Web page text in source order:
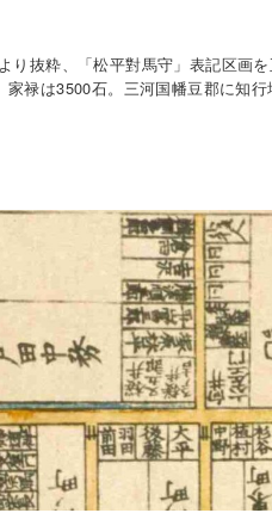
り抜粋、「松平對馬守」表記区画
禄は3500石。三河国幡豆郡に知行